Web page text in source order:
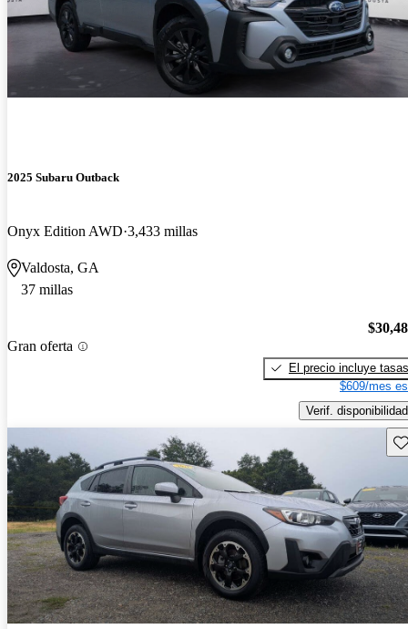
2025 Subaru Outback
Onyx Edition AWD 3,433 millas
Valdosta, GA
37 millas
Gran oferta
El precio incluye tasas
$609/mes
Verif. disponibilidad